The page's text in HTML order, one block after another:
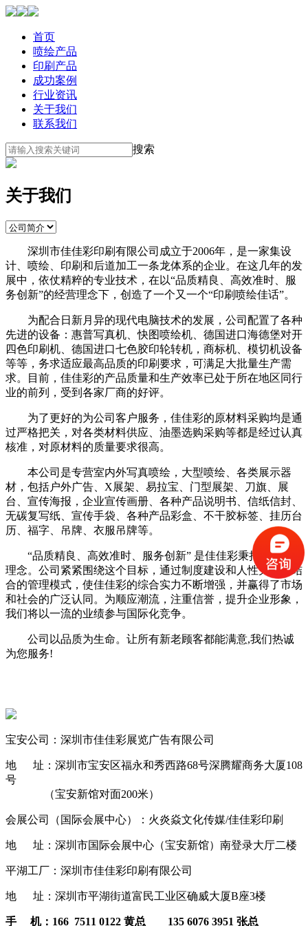
首页
喷绘产品
印刷产品
成功案例
行业资讯
关于我们
联系我们
搜索
关于我们
深圳市佳佳彩印刷有限公司成立于2006年，是一家集设
计、喷绘、印刷和后道加工一条龙体系的企业。在这几年的发
展中，依仗精粹的专业技术，在以“品质精良、高效准时、服
务创新”的经营理念下，创造了一个又一个“印刷喷绘佳话”。
为配合日新月异的现代电脑技术的发展，公司配置了各种
先进的设备：惠普写真机、快图喷绘机、德国进口海德堡对开
四色印刷机、德国进口七色胶印轮转机，商标机、模切机设备
等等，务求适应最高品质的印刷要求，可满足大批量生产需
求。目前，佳佳彩的产品质量和生产效率已处于所在地区同行
业的前列，受到各家厂商的好评。
为了更好的为公司客户服务，佳佳彩的原材料采购均是通
过严格把关，对各类材料供应、油墨选购采购等都是经过认真
核准，对原材料的质量要求很高。
本公司是专营室内外写真喷绘，大型喷绘、各类展示器
材，包括户外广告、X展架、易拉宝、门型展架、刀旗、展
台、宣传海报，企业宣传画册、各种产品说明书、信纸信封、
无碳复写纸、宣传手袋、各种产品彩盒、不干胶标签、挂历台
历、福字、吊牌、衣服吊牌等。
“品质精良、高效准时、服务创新” 是佳佳彩秉持的经营
理念。公司紧紧围绕这个目标，通过制度建设和人性关怀相结
合的管理模式，使佳佳彩的综合实力不断增强，并赢得了市场
和社会的广泛认同。为顺应潮流，注重信誉，提升企业形象，
我们将以一流的业绩参与国际化竞争。
公司以品质为生命。让所有新老顾客都能满意,我们热诚
为您服务!
宝安公司：深圳市佳佳彩展览广告有限公司
地 址：深圳市宝安区福永和秀西路68号深腾耀商务大厦108
号
（宝安新馆对面200米）
会展公司（国际会展中心）：火炎焱文化传媒/佳佳彩印刷
地 址：深圳市国际会展中心（宝安新馆）南登录大厅二楼
平湖工厂：深圳市佳佳彩印刷有限公司
地 址：深圳市平湖街道富民工业区确威大厦B座3楼
手 机：166 7511 0122 黄总 135 6076 3951 张总